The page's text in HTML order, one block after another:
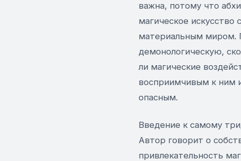
важна, потому что
магическое искусство
материальным миром.
демонологическую,
ли магические
восприимчивым к ним
опасным.
Введение к самому
Автор говорит о
привлекательность